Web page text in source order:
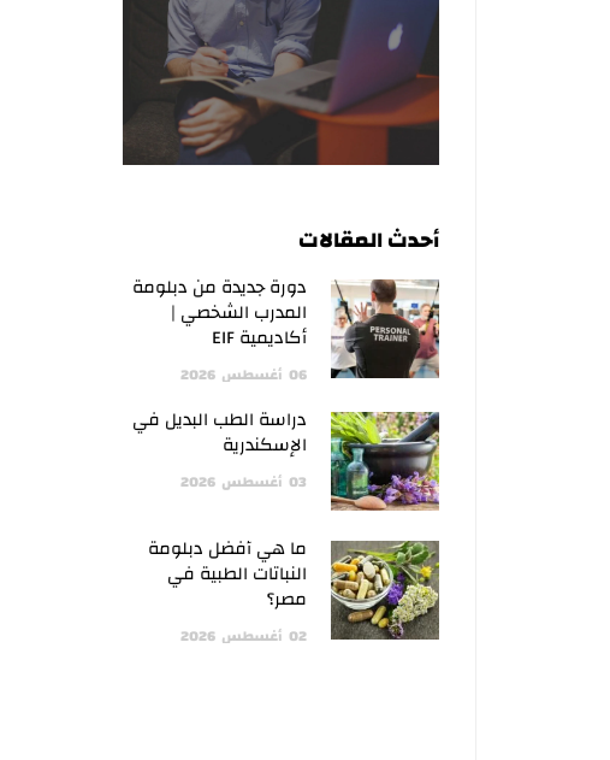
أحدث المقالات
دورة جديدة من دبلومة
المدرب الشخصي |
أكاديمية EIF
06 أغسطس 2026
دراسة الطب البديل في
الإسكندرية
03 أغسطس 2026
ما هي أفضل دبلومة
النباتات الطبية في
مصر؟
02 أغسطس 2026